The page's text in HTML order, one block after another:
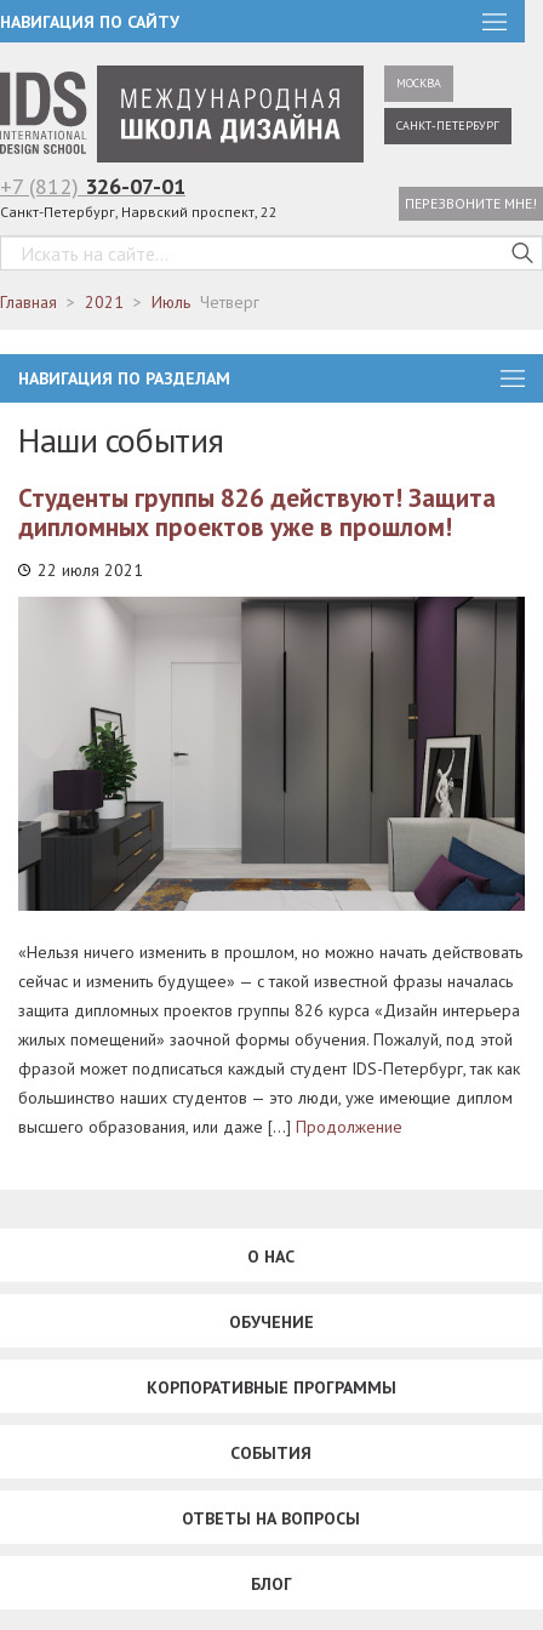
НАВИГАЦИЯ ПО САЙТУ
МОСКВА
САНКТ-ПЕТЕРБУРГ
+7 (812) 326-07-01
Санкт-Петербург, Нарвский проспект, 22 ПЕРЕЗВОНИТЕ МНЕ!
Главная 2021 Июль Четверг
НАВИГАЦИЯ ПО РАЗДЕЛАМ
Наши события
Студенты группы 826 действуют! Защита
дипломных проектов уже в прошлом!
22 июля 2021
«Нельзя ничего изменить в прошлом, но можно начать действовать
сейчас и изменить будущее» — с такой известной фразы началась
защита дипломных проектов группы 826 курса «Дизайн интерьера
жилых помещений» заочной формы обучения. Пожалуй, под этой
фразой может подписаться каждый студент IDS-Петербург, так как
большинство наших студентов — это люди, уже имеющие диплом
высшего образования, или даже […] Продолжение
О НАС
ОБУЧЕНИЕ
КОРПОРАТИВНЫЕ ПРОГРАММЫ
СОБЫТИЯ
ОТВЕТЫ НА ВОПРОСЫ
БЛОГ